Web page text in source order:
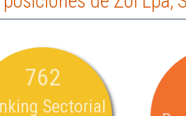
762
Sectorial